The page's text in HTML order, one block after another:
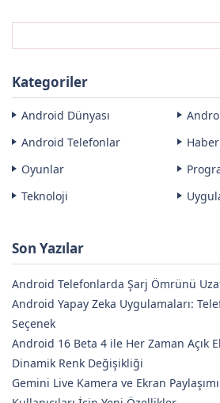
Kategoriler
Android Dünyası
Android Telefonlar
Oyunlar
Teknoloji
Son Yazılar
Android Telefonlarda Şarj Ömrünü
Android Yapay Zeka Uygulamaları:
Seçenek
Android 16 Beta 4 ile Her Zaman Açık
Dinamik Renk Değişikliği
Gemini Live Kamera ve Ekran